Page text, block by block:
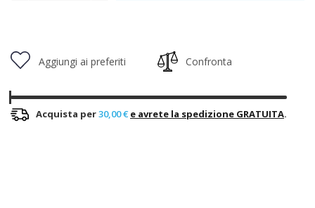
Aggiungi ai preferiti Confronta
Acquista per30,00 € e avrete la spedizione GRATUITA.